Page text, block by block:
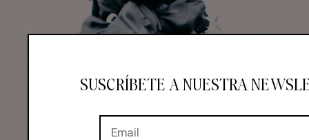
SUSCRÍBETE A NUESTRA